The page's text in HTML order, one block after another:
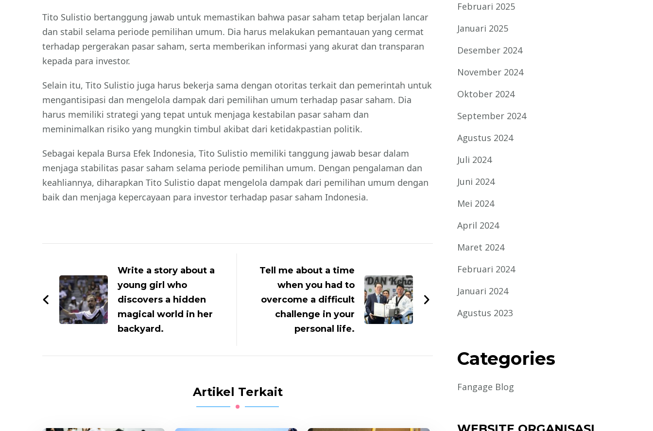
Tito Sulistio bertanggung jawab untuk memastikan bahwa pasar saham tetap berjalan lancar
dan stabil selama periode pemilihan umum. Dia harus melakukan pemantauan yang cermat
terhadap pergerakan pasar saham, serta memberikan informasi yang akurat dan transparan
kepada para investor.
Selain itu, Tito Sulistio juga harus bekerja sama dengan otoritas terkait dan pemerintah untuk
mengantisipasi dan mengelola dampak dari pemilihan umum terhadap pasar saham. Dia
harus memiliki strategi yang tepat untuk menjaga kestabilan pasar saham dan
meminimalkan risiko yang mungkin timbul akibat dari ketidakpastian politik.
Sebagai kepala Bursa Efek Indonesia, Tito Sulistio memiliki tanggung jawab besar dalam
menjaga stabilitas pasar saham selama periode pemilihan umum. Dengan pengalaman dan
keahliannya, diharapkan Tito Sulistio dapat mengelola dampak dari pemilihan umum dengan
baik dan menjaga kepercayaan para investor terhadap pasar saham Indonesia.
Artikel
Write a story about a
young girl who
discovers a hidden
magical world in her
backyard.
Tell me about a time
when you had to
overcome a difficult
challenge in your
personal life.
Artikel Terkait
Februari 2025
Januari 2025
Desember 2024
November 2024
Oktober 2024
September 2024
Agustus 2024
Juli 2024
Juni 2024
Mei 2024
April 2024
Maret 2024
Februari 2024
Januari 2024
Agustus 2023
Categories
Fangage Blog